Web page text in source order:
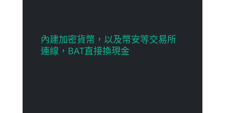
內建加密貨幣，以及幣安等交易所
連線，BAT直接換現金